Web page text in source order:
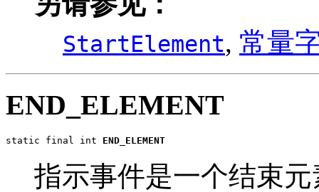
StartElement, 常量
END_ELEMENT
static final int END_ELEMENT
指示事件是一个结束元